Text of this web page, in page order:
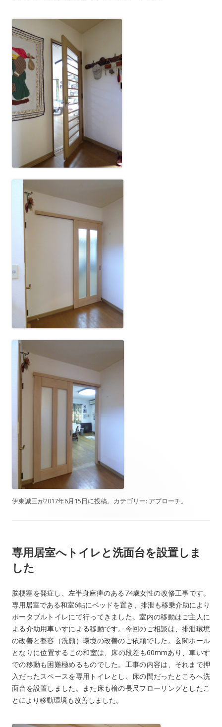
伊東誠三が2017年6月15日に投稿。カテゴリー: アプローチ。
専用居室へトイレと洗面台を設置しま
した
脳梗塞を発症し、左半身麻痺のある74歳女性の改修工事です。
専用居室である和室6帖にベッドを置き、排泄も移乗介助により
ポータブルトイレにて行ってきました。室内の移動はご主人に
よる介助用車いすによる移動です。今回のご相談は、排泄環境
の改善と整容（洗顔）環境の改善のご依頼でした。玄関ホール
となりに位置するこの和室は、床の段差も60mmあり、車いす
での移動も困難極めるものでした。工事の内容は、それまで押
入だったスペースを専用トイレとし、床の間だったところへ洗
面台を設置しました。また床も檜の長尺フローリングとしたこ
とにより移動環境も改善しました。